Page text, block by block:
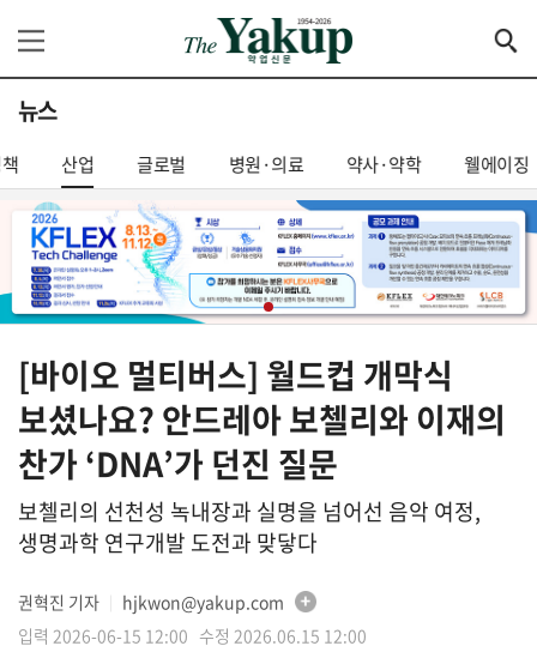
뉴스
산업 글로벌 병원·의료 약사·약학 웰에이징
[바이오 멀티버스] 월드컵 개막식
보셨나요? 안드레아 보첼리와 이재의
찬가 ‘DNA’가 던진 질문
보첼리의 선천성 녹내장과 실명을 넘어선 음악 여정,
생명과학 연구개발 도전과 맞닿다
권혁진 기자
hjkwon@yakup.com
입력 2026-06-15 12:00 수정 2026.06.15 12:00